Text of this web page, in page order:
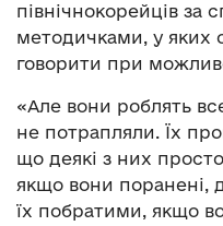
північнокорейців за
методичками, у яких
говорити при
«Але вони роблять
не потрапляли. Їх
що деякі з них
якщо вони поранені,
їх побратими, якщо